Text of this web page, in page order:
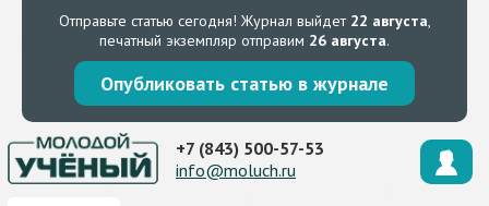
Отправьте статью сегодня! Журнал выйдет 22 августа,
печатный экземпляр отправим 26 августа.
Опубликовать статью в журнале
+7 (843) 500-57-53
info@moluch.ru